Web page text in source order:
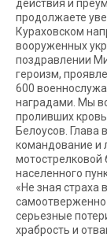
действия и
продолжаете
Кураховском
вооруженных
поздравлении
героизм,
600
наградами. Мы
проливших
Белоусов. Глава
командование и
мотострелковой
населенного
«Не зная страха
самоотверженно
серьезные
храбрость и